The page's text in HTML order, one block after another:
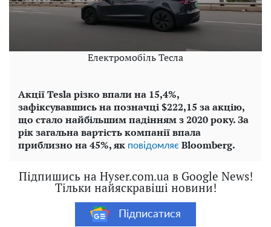
Електромобіль Тесла
Акції Tesla різко впали на 15,4%,
зафіксувавшись на позначці $222,15 за акцію,
що стало найбільшим падінням з 2020 року. За
рік загальна вартість компанії впала
приблизно на 45%, як повідомляє Bloomberg.
Підпишись на Hyser.com.ua в Google News!
Тільки найяскравіші новини!
Підписатися